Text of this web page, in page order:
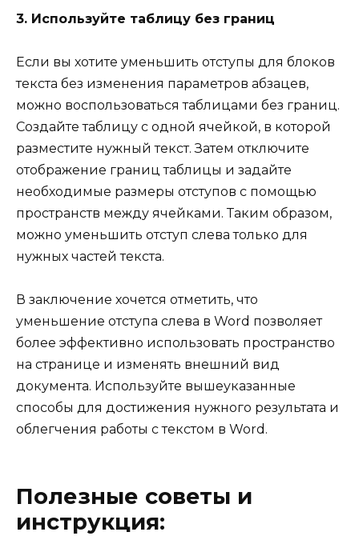
3. Используйте таблицу без границ
Если вы хотите уменьшить отступы для блоков
текста без изменения параметров абзацев,
можно воспользоваться таблицами без границ.
Создайте таблицу с одной ячейкой, в которой
разместите нужный текст. Затем отключите
отображение границ таблицы и задайте
необходимые размеры отступов с помощью
пространств между ячейками. Таким образом,
можно уменьшить отступ слева только для
нужных частей текста.
В заключение хочется отметить, что
уменьшение отступа слева в Word позволяет
более эффективно использовать пространство
на странице и изменять внешний вид
документа. Используйте вышеуказанные
способы для достижения нужного результата и
облегчения работы с текстом в Word.
Полезные советы и
инструкция: